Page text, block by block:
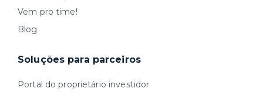
Vem pro time!
Blog
Soluções para parceiros
Portal do proprietário investidor